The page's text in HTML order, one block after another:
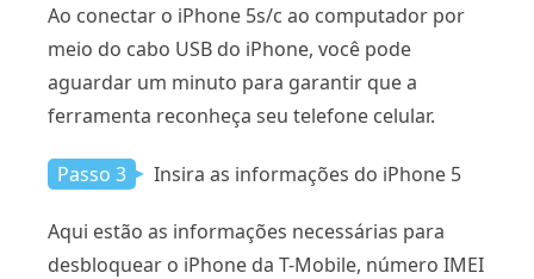
Ao conectar o iPhone 5s/c ao computador por
meio do cabo USB do iPhone, você pode
aguardar um minuto para garantir que a
ferramenta reconheça seu telefone celular.
Passo 3 Insira as informações do iPhone 5
Aqui estão as informações necessárias para
desbloquear o iPhone da T-Mobile, número IMEI